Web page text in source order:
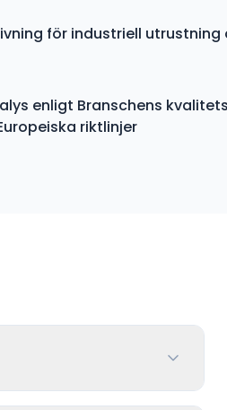
för industriell
enligt Branschens
riktlinjer